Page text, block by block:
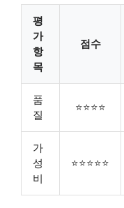
평
가
항
목
점수
품
질
⭐⭐⭐⭐
가
성
비
⭐⭐⭐⭐⭐